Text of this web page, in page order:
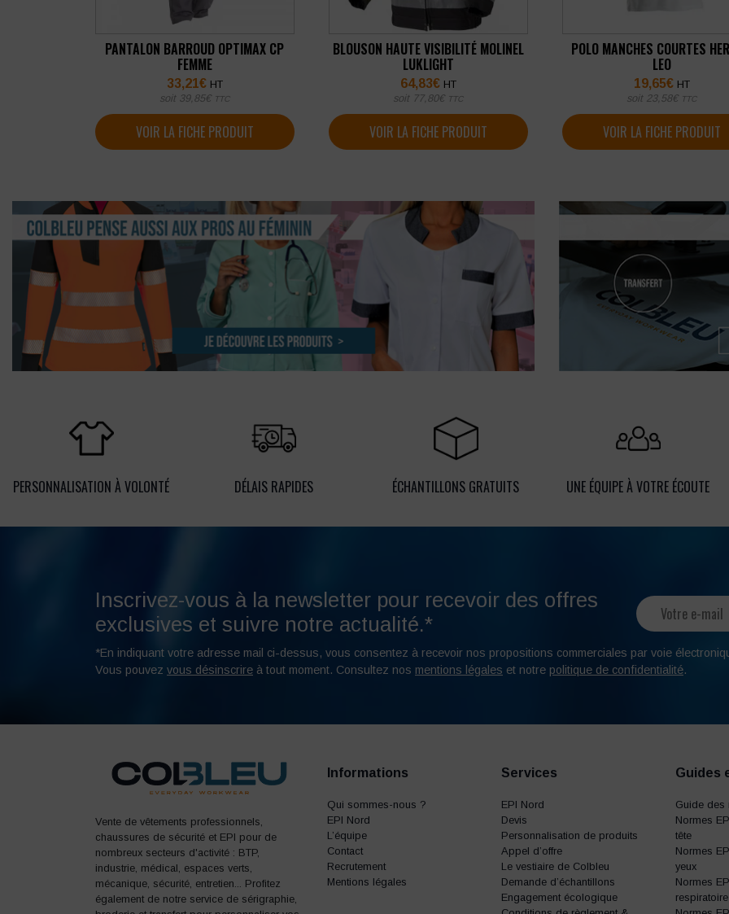
PANTALON BARROUD OPTIMAX CP
FEMME
33,21€ HT
soit 39,85€ TTC
VOIR LA FICHE PRODUIT
BLOUSON HAUTE VISIBILITÉ MOLINEL
LUKLIGHT
64,83€ HT
soit 77,80€ TTC
VOIR LA FICHE PRODUIT
POLO MANCHES COURTES
LEO
19,65€ HT
soit 23,58€ TTC
VOIR LA FICHE PRODUIT
PERSONNALISATION À VOLONTÉ DÉLAIS RAPIDES ÉCHANTILLONS GRATUITS UNE ÉQUIPE À VOTRE ÉCOUTE
Inscrivez-vous à la newsletter pour recevoir des offres
exclusives et suivre notre actualité.*
*En indiquant votre adresse mail ci-dessus, vous consentez à recevoir nos propositions commerciales par voie
Vous pouvez vous désinscrire à tout moment. Consultez nos mentions légales et notre politique de confidentialité.
Vente de vêtements professionnels,
chaussures de sécurité et EPI pour de
nombreux secteurs d'activité : BTP,
industrie, médical, espaces verts,
mécanique, sécurité, entretien... Profitez
également de notre service de sérigraphie,
Informations
Qui sommes-nous ?
EPI Nord
L’équipe
Contact
Recrutement
Mentions légales
Services
EPI Nord
Devis
Personnalisation de produits
Appel d’offre
Le vestiaire de Colbleu
Demande d’échantillons
Engagement écologique
Guides
Guide des
Normes
tête
Normes
yeux
Normes
respiratoire